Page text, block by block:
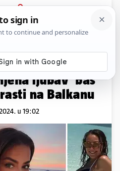
PRIJAVA
Show Komentari
igrače,
ljubav' baš
na Balkanu
u 19:02